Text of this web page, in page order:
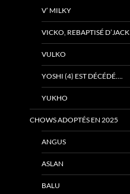
V’ MILKY
VICKO, REBAPTISÉ D’JACK
VULKO
YOSHI (4) EST DÉCÉDÉ….
YUKHO
CHOWS ADOPTÉS EN 2025
ANGUS
ASLAN
BALU